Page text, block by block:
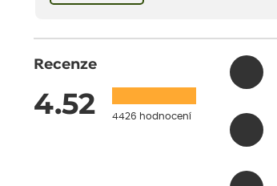
Recenze
4.52 4426 hodnocení